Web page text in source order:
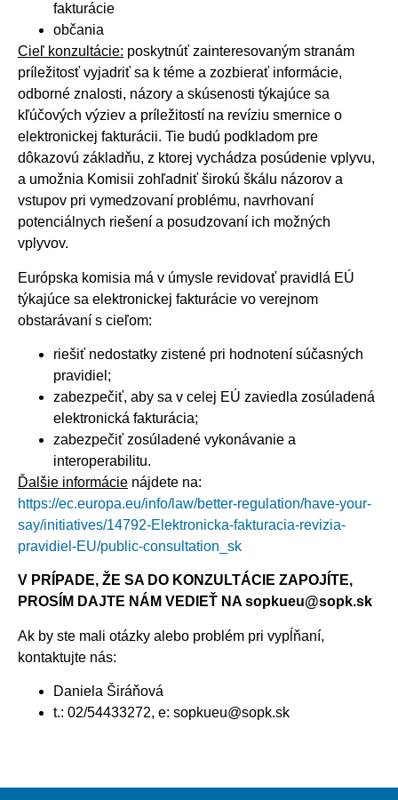
fakturácie
občania
Cieľ konzultácie: poskytnúť zainteresovaným stranám
príležitosť vyjadriť sa k téme a zozbierať informácie,
odborné znalosti, názory a skúsenosti týkajúce sa
kľúčových výziev a príležitostí na revíziu smernice o
elektronickej fakturácii. Tie budú podkladom pre
dôkazovú základňu, z ktorej vychádza posúdenie vplyvu,
a umožnia Komisii zohľadniť širokú škálu názorov a
vstupov pri vymedzovaní problému, navrhovaní
potenciálnych riešení a posudzovaní ich možných
vplyvov.
Európska komisia má v úmysle revidovať pravidlá EÚ
týkajúce sa elektronickej fakturácie vo verejnom
obstarávaní s cieľom:
riešiť nedostatky zistené pri hodnotení súčasných
pravidiel;
zabezpečiť, aby sa v celej EÚ zaviedla zosúladená
elektronická fakturácia;
zabezpečiť zosúladené vykonávanie a
interoperabilitu.
Ďalšie informácie nájdete na:
https://ec.europa.eu/info/law/better-regulation/have-your-
say/initiatives/14792-Elektronicka-fakturacia-revizia-
pravidiel-EU/public-consultation_sk
V PRÍPADE, ŽE SA DO KONZULTÁCIE ZAPOJÍTE,
PROSÍM DAJTE NÁM VEDIEŤ NA sopkueu@sopk.sk
Ak by ste mali otázky alebo problém pri vypĺňaní,
kontaktujte nás:
Daniela Širáňová
t.: 02/54433272, e: sopkueu@sopk.sk